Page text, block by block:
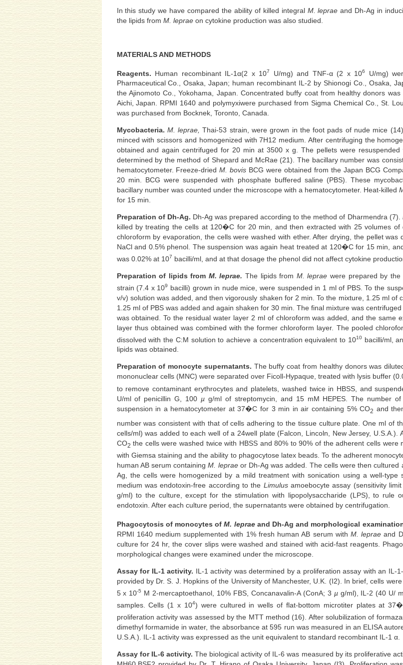
In this study we have compared the ability of killed integral M. leprae and Dh-Ag in
the lipids from M. lepraeon cytokine production was also studied.
MATERIALS AND METHODS
Reagents. Human recombinant IL-1α(2 x 107 U/mg) and TNF-α (2 x 106
U/mg)
Pharmaceutical Co., Osaka, Japan; human recombinant IL-2 by Shionogi Co., Osaka,
the Ajinomoto Co., Yokohama, Japan. Concentrated buffy coat from healthy donors
Aichi, Japan. RPMI 1640 and polymyxiwere purchased from Sigma Chemical Co., St.
was purchased from Bocknek, Toronto, Canada.
Mycobacteria. M. leprae, Thai-53 strain, were grown in the foot pads of nude mice
minced with scissors and homogenized with 7H12 medium. After centrifuging the
obtained and again centrifuged for 20 min at 3500 x g. The pellets were
determined by the method of Shepard and McRae (21). The bacillary number was
hematocytometer. Freeze-driedM. bovis BCG were obtained from the Japan BCG
20 min. BCG were suspended with phosphate buffered saline (PBS). These
bacillary number was counted under the microscope with a hematocytometer. Heat-killed
for 15 min.
Preparation of Dh-Ag. Dh-Ag was prepared according to the method of Dharmendra (7).
killed by treating the cells at 120�C for 20 min, and then extracted with 25 volumes
chloroform by evaporation, the cells were washed with ether. After drying, the pellet
NaCl and 0.5% phenol. The suspension was again heat treated at 120�C for 15 min,
was 0.02% at 107 bacilli/ml, and at that dosage the phenol did not affect cytokine
Preparation of lipids from M. leprae. The lipids from M. leprae were prepared by
strain (7.4 x 109
bacilli) grown in nude mice, were suspended in 1 ml of PBS. To the
v/v) solution was added, and then vigorously shaken for 2 min. To the mixture, 1.25 ml of
1.25 ml of PBS was added and again shaken for 30 min. The final mixture was
was obtained. To the residual water layer 2 ml of chloroform was added, and the same
layer thus obtained was combined with the former chloroform layer. The pooled
dissolved with the C:M solution to achieve a concentration equivalent to 1010bacilli/ml,
lipids was obtained.
Preparation of monocyte supernatants. The buffy coat from healthy donors was
mononuclear cells (MNC) were separated over Ficoll-Hypaque, treated with lysis buffer
to remove contaminant erythrocytes and platelets, washed twice in HBSS, and
U/ml of penicillin G, 100 µ g/ml of streptomycin, and 15 mM HEPES. The number
suspension in a hematocytometer at 37�C for 3 min in air containing 5% CO2 and
number was consistent with that of cells adhering to the tissue culture plate. One ml of
cells/ml) was added to each well of a 24well plate (Falcon, Lincoln, New Jersey,
CO2 the cells were washed twice with HBSS and 80% to 90% of the adherent cells
with Giemsa staining and the ability to phagocytose latex beads. To the adherent
human AB serum containingM. lepraeor Dh-Ag was added. The cells were then
Ag, the cells were homogenized by a mild treatment with sonication using a well-
medium was endotoxin-free according to the Limulusamoebocyte assay (sensitivity
g/ml) to the culture, except for the stimulation with lipopolysaccharide (LPS), to rule
endotoxin. After each culture period, the supernatants were obtained by centrifugation.
Phagocytosis of monocytes of M. lepraeand Dh-Ag and morphological
RPMI 1640 medium supplemented with 1% fresh human AB serum with M. leprae and
culture for 24 hr, the cover slips were washed and stained with acid-fast reagents.
morphological changes were examined under the microscope.
Assay for IL-1 activity. IL-1 activity was determined by a proliferation assay with an IL-
provided by Dr. S. J. Hopkins of the University of Manchester, U.K. (I2). In brief, cells
5 x 10-5 M 2-mercaptoethanol, 10% FBS, Concanavalin-A (ConA; 3 µg/ml), IL-2 (40 U/
samples. Cells (1 x 104) were cultured in wells of flat-bottom microtiter plates at
proliferation activity was assessed by the MTT method (16). After solubilization of
dimethyl formamide in water, the absorbance at 595 run was measured in an ELISA
U.S.A.). IL-1 activity was expressed as the unit equivalent to standard recombinant IL-1 α.
Assay for IL-6 activity. The biological activity of IL-6 was measured by its proliferative